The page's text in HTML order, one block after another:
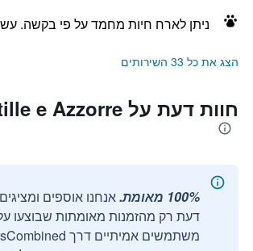
ניתן לארח חיות מחמד על פי בקשה.
הצג את כל 33 השירותים
חוות דעת על Hotel Antille e Azzorre
100% מאומת.
אנחנו אוספים
דעת רק מהזמנות מאומתות שבוצעו על